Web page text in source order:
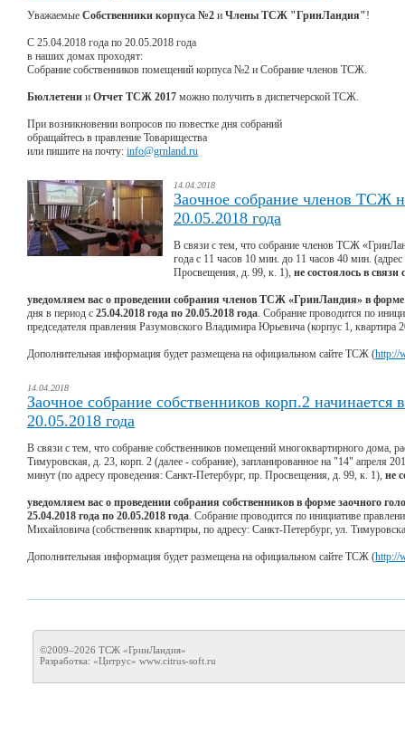
Уважаемые Собственники корпуса №2 и Члены ТСЖ "ГринЛандия"!
С 25.04.2018 года по 20.05.2018 года
в наших домах проходят:
Собрание собственников помещений корпуса №2 и Собрание членов ТСЖ.
Бюллетени и Отчет ТСЖ 2017 можно получить в диспетчерской ТСЖ.
При возникновении вопросов по повестке дня собраний
обращайтесь в правление Товарищества
или пишите на почту: info@grnland.ru
14.04.2018
Заочное собрание членов ТСЖ
20.05.2018 года
В связи с тем, что собрание членов ТСЖ
года с 11 часов 10 мин. до 11 часов 40 мин.
Просвещения, д. 99, к. 1), не состоялось в связи
уведомляем вас о проведении собрания членов ТСЖ «ГринЛандия» в форме
дня в период с 25.04.2018 года по 20.05.2018 года. Собрание проводится по
председателя правления Разумовского Владимира Юрьевича (корпус 1, квартира
Дополнительная информация будет размещена на официальном сайте ТСЖ (http://
14.04.2018
Заочное собрание собственников корп.2 начинается
20.05.2018 года
В связи с тем, что собрание собственников помещений многоквартирного дома,
Тимуровская, д. 23, корп. 2 (далее - собрание), запланированное на "14" апреля
минут (по адресу проведения: Санкт-Петербург, пр. Просвещения, д. 99, к. 1), не
уведомляем вас о проведении собрания собственников в форме заочного
25.04.2018 года по 20.05.2018 года. Собрание проводится по инициативе
Михайловича (собственник квартиры, по адресу: Санкт-Петербург, ул.
Дополнительная информация будет размещена на официальном сайте ТСЖ (http://
©2009–2026 ТСЖ «ГринЛандия»
Разработка: «Цитрус» www.citrus-soft.ru